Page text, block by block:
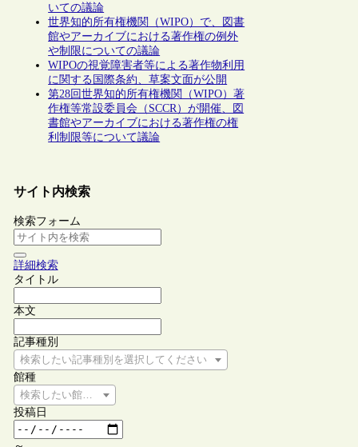
いての議論
世界知的所有権機関（WIPO）で、図書
館やアーカイブにおける著作権の例外
や制限についての議論
WIPOの視覚障害者等による著作物利用
に関する国際条約、草案文面が公開
第28回世界知的所有権機関（WIPO）著
作権等常設委員会（SCCR）が開催、図
書館やアーカイブにおける著作権の権
利制限等について議論
サイト内検索
検索フォーム
詳細検索
タイトル
本文
記事種別
検索したい記事種別を選択してください
館種
検索したい館種を選択してください
投稿日